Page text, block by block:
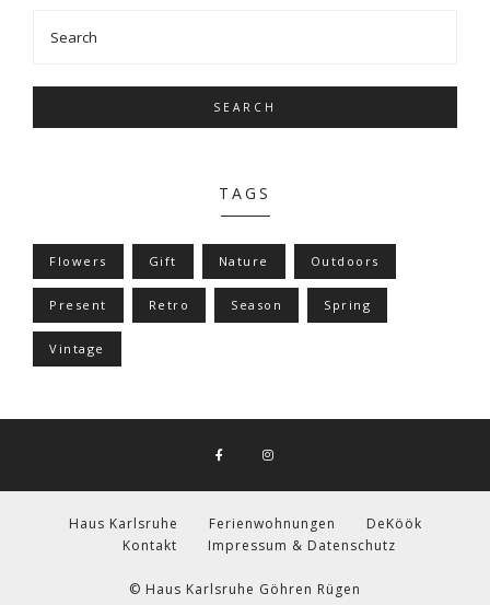
SEARCH
TAGS
Flowers Gift Nature Outdoors
Present Retro Season Spring
Vintage
Haus Karlsruhe Ferienwohnungen
DeKöök
Kontakt
Impressum & Datenschutz
© Haus Karlsruhe Göhren Rügen